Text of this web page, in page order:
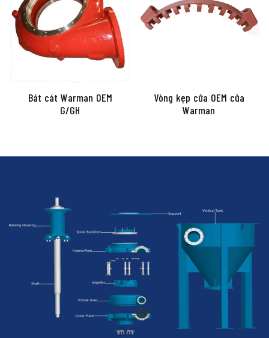
Bát cát Warman OEM
G/GH
Vòng kẹp cửa OEM của
Warman